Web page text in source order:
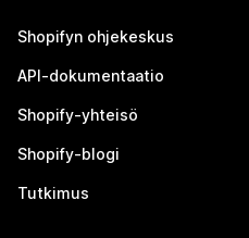
Shopifyn ohjekeskus
API-dokumentaatio
Shopify-yhteisö
Shopify-blogi
Tutkimus